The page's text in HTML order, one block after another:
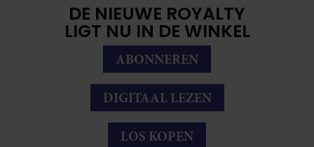
DE NIEUWE ROYALTY
LIGT NU IN DE WINKEL
ABONNEREN
DIGITAAL LEZEN
LOS KOPEN